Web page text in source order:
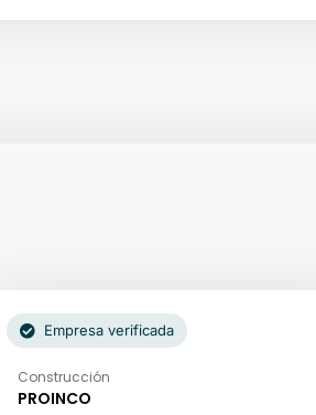
Construcción
PROINCO
Empresa verificada